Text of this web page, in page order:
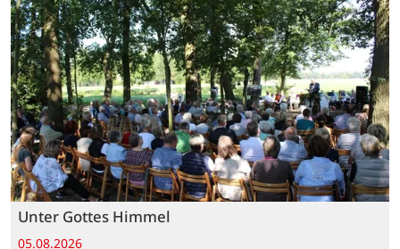
Unter Gottes Himmel
05.08.2026